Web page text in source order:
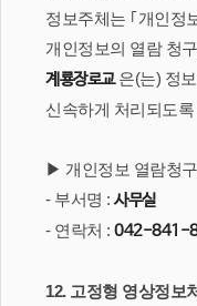
정보주체는 ｢개인정
개인정보의 열람 청
계룡장로교은(는) 정
신속하게 처리되도
▶ 개인정보 열람청
- 부서명 :사무실
- 연락처 : 042-841-
12. 고정형 영상정보